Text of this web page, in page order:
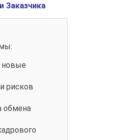
Заказчика
новые
рисков
обмена